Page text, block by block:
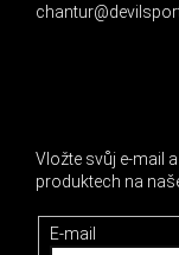
Vložte svůj e-mail
produktech na
E-mail